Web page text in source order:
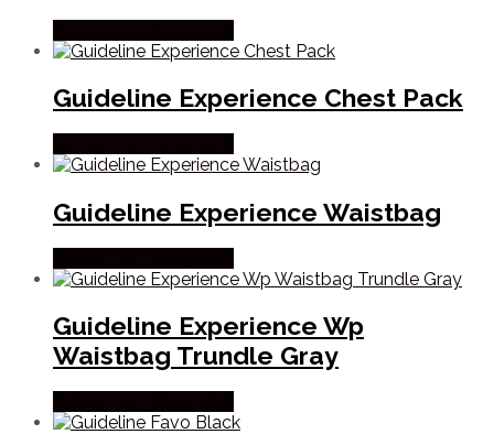
Guideline Experience Chest Pack
Guideline Experience Waistbag
Guideline Experience Wp
Waistbag Trundle Gray